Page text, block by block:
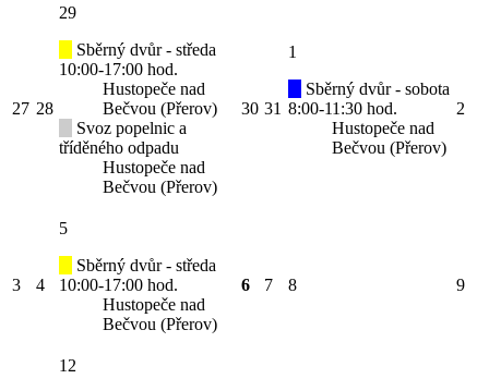
27 28
29
Sběrný dvůr - středa
10:00-17:00 hod.
Hustopeče nad
Bečvou (Přerov)
Svoz popelnic a
tříděného odpadu
Hustopeče nad
Bečvou (Přerov)
30 31
1
Sběrný dvůr - sobota
8:00-11:30 hod.
Hustopeče nad
Bečvou (Přerov)
2
3 4
5
Sběrný dvůr - středa
10:00-17:00 hod.
Hustopeče nad
Bečvou (Přerov)
6 7 8 9
12